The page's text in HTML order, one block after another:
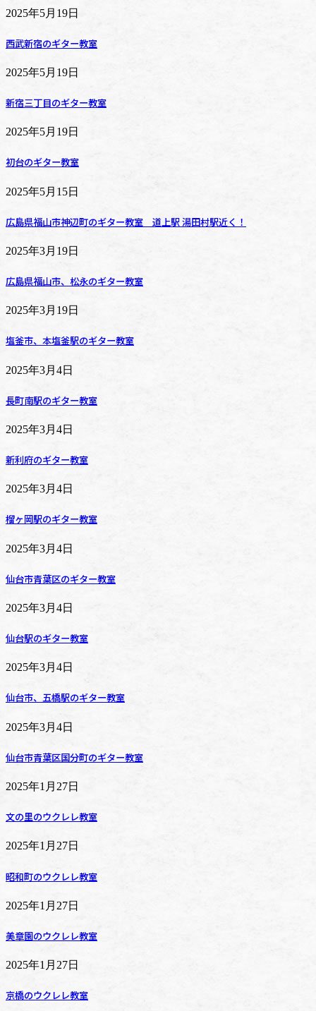
2025年5月19日
西武新宿のギター教室
2025年5月19日
新宿三丁目のギター教室
2025年5月19日
初台のギター教室
2025年5月15日
広島県福山市神辺町のギター教室 道上駅 湯田村駅近く！
2025年3月19日
広島県福山市、松永のギター教室
2025年3月19日
塩釜市、本塩釜駅のギター教室
2025年3月4日
長町南駅のギター教室
2025年3月4日
新利府のギター教室
2025年3月4日
榴ヶ岡駅のギター教室
2025年3月4日
仙台市青葉区のギター教室
2025年3月4日
仙台駅のギター教室
2025年3月4日
仙台市、五橋駅のギター教室
2025年3月4日
仙台市青葉区国分町のギター教室
2025年1月27日
文の里のウクレレ教室
2025年1月27日
昭和町のウクレレ教室
2025年1月27日
美章園のウクレレ教室
2025年1月27日
京橋のウクレレ教室